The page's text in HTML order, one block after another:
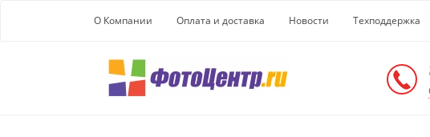
Перейти к основной информации
О Компании Оплата и доставка Новости Техподдержка